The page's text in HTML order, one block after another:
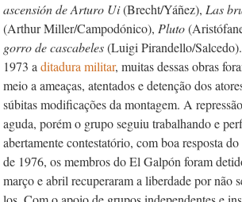
ascensión de Arturo Ui(Brecht/Yáñez), Las
(Arthur Miller/Campodónico), Pluto
gorro de cascabeles(Luigi Pirandello/
1973 a ditadura militar, muitas dessas obras
meio a ameaças, atentados e detenção dos
súbitas modificações da montagem. A
aguda, porém o grupo seguiu trabalhando e
abertamente contestatório, com boa resposta
de 1976, os membros do El Galpón foram
março e abril recuperaram a liberdade por não